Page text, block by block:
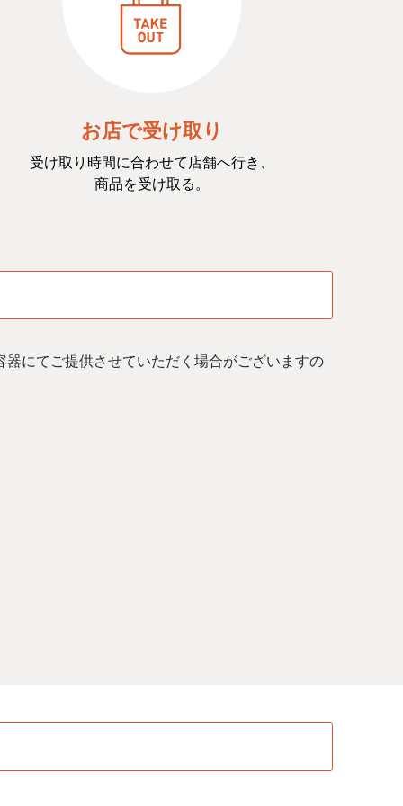
お店で受け取り
受け取り時間に合わせて店舗へ行き、
商品を受け取る。
にてご提供させていただく場合がございますの